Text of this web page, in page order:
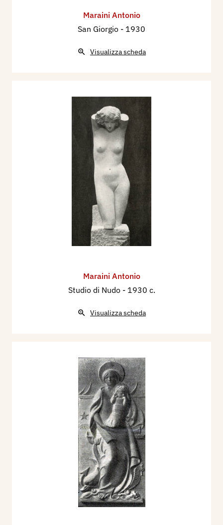
Maraini Antonio
San Giorgio - 1930
Visualizza scheda
Maraini Antonio
Studio di Nudo - 1930 c.
Visualizza scheda